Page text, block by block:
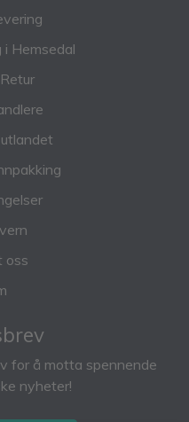
i Hemsedal
oss
for å motta spennende
nyheter!